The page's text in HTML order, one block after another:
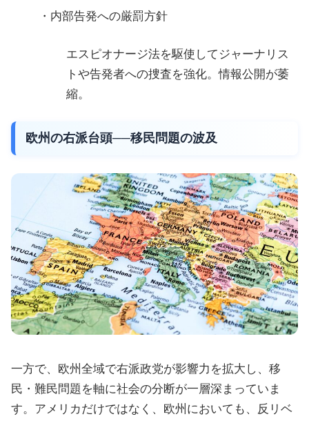
・内部告発への厳罰方針
エスピオナージ法を駆使してジャーナリス
トや告発者への捜査を強化。情報公開が萎
縮。
欧州の右派台頭──移民問題の波及
一方で、欧州全域で右派政党が影響力を拡大し、移
民・難民問題を軸に社会の分断が一層深まっていま
す。アメリカだけではなく、欧州においても、反リベ